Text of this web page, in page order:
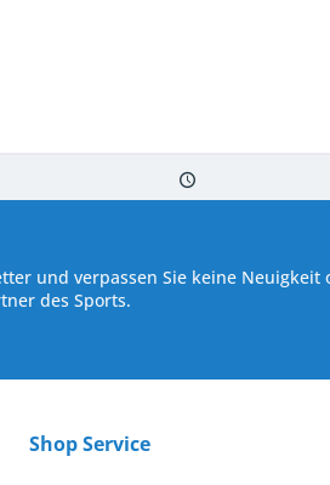
und verpassen Sie keine Neuigkeit
des Sports.
Shop Service